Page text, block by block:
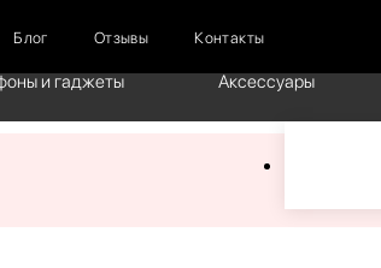
Блог Отзывы Контакты
и гаджеты
Аксессуары